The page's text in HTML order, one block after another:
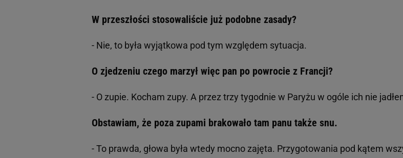
W przeszłości stosowaliście już podobne zasady?
- Nie, to była wyjątkowa pod tym względem sytuacja.
O zjedzeniu czego marzył więc pan po powrocie z Francji?
- O zupie. Kocham zupy. A przez trzy tygodnie w Paryżu w ogóle ich nie
Obstawiam, że poza zupami brakowało tam panu także snu.
- To prawda, głowa była wtedy mocno zajęta. Przygotowania pod kątem